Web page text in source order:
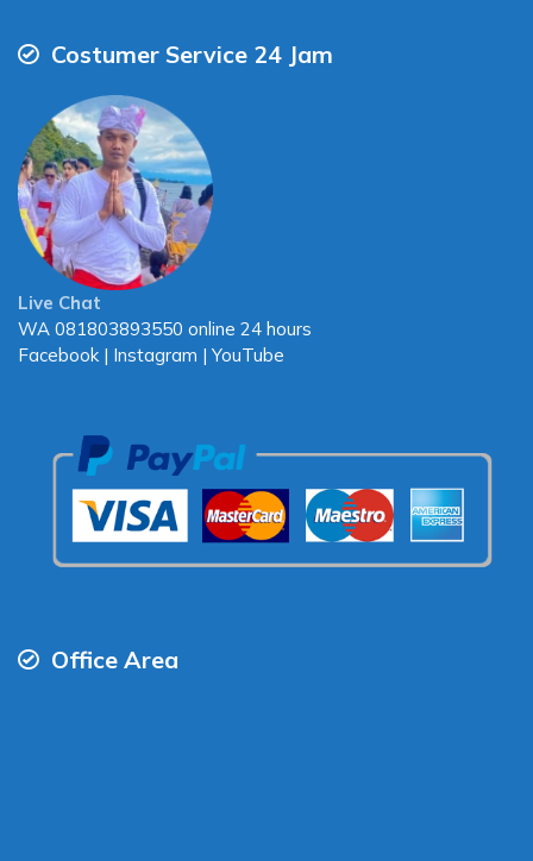
Costumer Service 24 Jam
Live Chat
WA 081803893550 online 24 hours
Facebook | Instagram | YouTube
Office Area